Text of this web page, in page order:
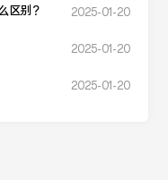
区别？ 2025-01-20
2025-01-20
2025-01-20